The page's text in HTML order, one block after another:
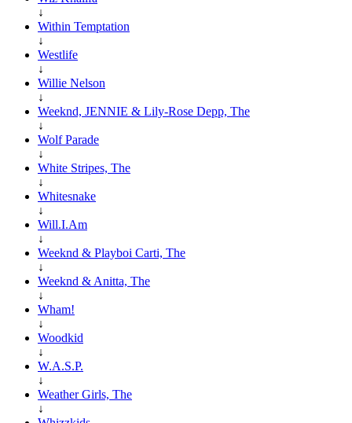
↓
Within Temptation
↓
Westlife
↓
Willie Nelson
↓
Weeknd, JENNIE & Lily-Rose Depp, The
↓
Wolf Parade
↓
White Stripes, The
↓
Whitesnake
↓
Will.I.Am
↓
Weeknd & Playboi Carti, The
↓
Weeknd & Anitta, The
↓
Wham!
↓
Woodkid
↓
W.A.S.P.
↓
Weather Girls, The
↓